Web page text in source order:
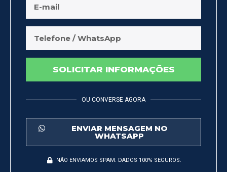
SOLICITAR INFORMAÇÕES
OU CONVERSE AGORA
ENVIAR MENSAGEM NO
WHATSAPP
NÃO ENVIAMOS SPAM. DADOS 100% SEGUROS.